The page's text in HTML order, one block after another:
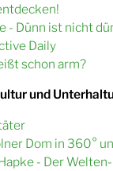
- Dünn ist nicht
Daily
schon arm?
und
Dom in 360°
- Der